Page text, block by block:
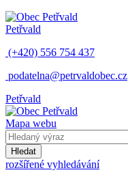
Petřvald
(+420) 556 754 437
podatelna@petrvaldobec.cz
Petřvald
Mapa webu
Hledat
rozšířené vyhledávání